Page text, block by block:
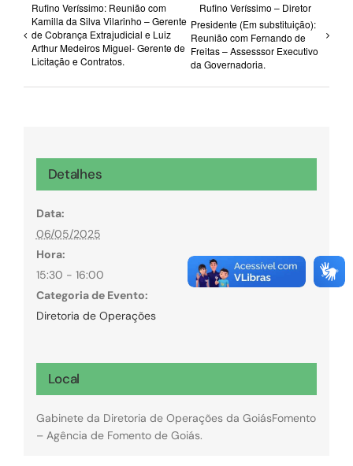
Rufino Veríssimo: Reunião com
Kamilla da Silva Vilarinho – Gerente
de Cobrança Extrajudicial e Luiz
Arthur Medeiros Miguel- Gerente de
Licitação e Contratos.
Rufino Veríssimo – Diretor
Presidente (Em substituição):
Reunião com Fernando de
Freitas – Assesssor Executivo
da Governadoria.
Detalhes
Data:
06/05/2025
Hora:
15:30 - 16:00
Categoria de Evento:
Diretoria de Operações
Local
Gabinete da Diretoria de Operações da GoiásFomento
– Agência de Fomento de Goiás.